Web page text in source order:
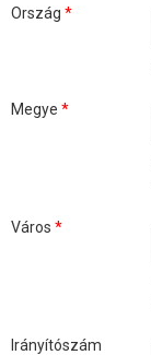
Ország *
Megye *
Város *
Irányítószám